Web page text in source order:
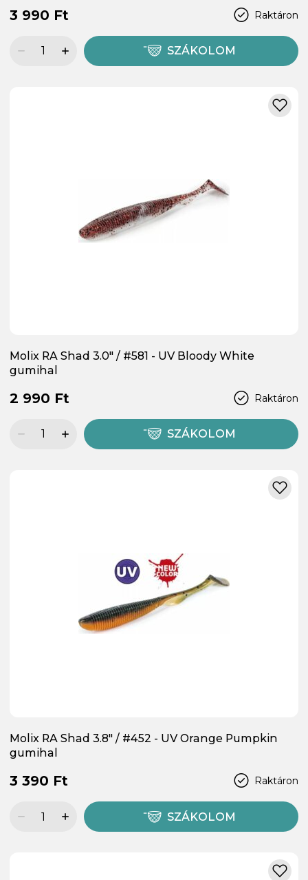
Raktáron
3 990 Ft
SZÁKOLOM
Molix RA Shad 3.0" / #581 - UV Bloody White
gumihal
Raktáron
2 990 Ft
SZÁKOLOM
Molix RA Shad 3.8" / #452 - UV Orange Pumpkin
gumihal
Raktáron
3 390 Ft
SZÁKOLOM